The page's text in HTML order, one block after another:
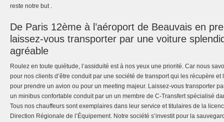
reste notre but .
De Paris 12ème à l’aéroport de Beauvais en
laissez-vous transporter par une voiture
agréable
Roulez en toute quiétude, l’assiduité est à nos yeux une priorité. Car nous
pour nos clients d’être conduit par une société de transport qui les récupère et
pour prendre un avion ou pour un meeting majeur. Laissez-vous transporter
un minibus confortable conduit par un un membre de C-Transfert spécialisé
Tous nos chauffeurs sont exemplaires dans leur service et titulaires de la
Direction Régionale de l’Équipement. Notre société s’investit pour la